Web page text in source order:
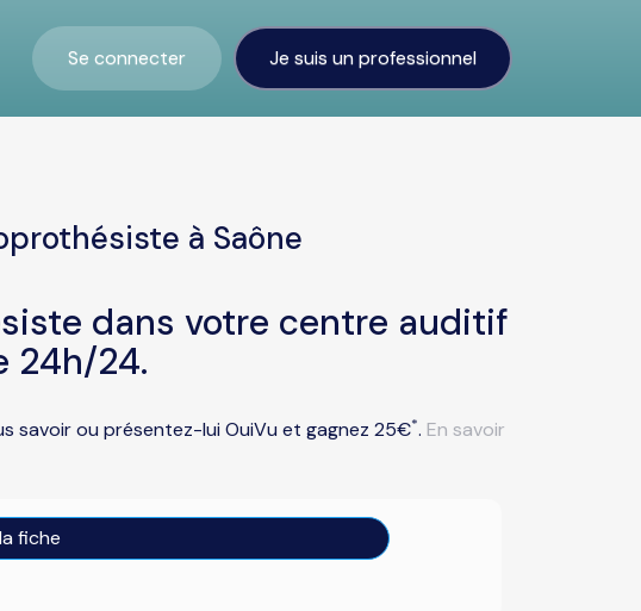
Se connecter Je suis un professionnel
à Saône
dans votre centre auditif
24h/24.
savoir ou présentez-lui OuiVu et gagnez 25€*. En savoir
fiche